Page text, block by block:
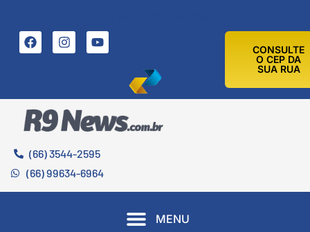
CONSULTE
O CEP DA
SUA RUA
(66) 3544-2595
(66) 99634-6964
MENU